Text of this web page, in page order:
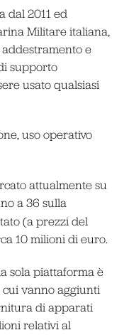
dal 2011 ed
Militare italiana,
e
supporto
usato qualsiasi
uso operativo
attualmente su
a 36 sulla
(a prezzi del
10 milioni di euro.
sola piattaforma è
vanno aggiunti
di apparati
relativi al